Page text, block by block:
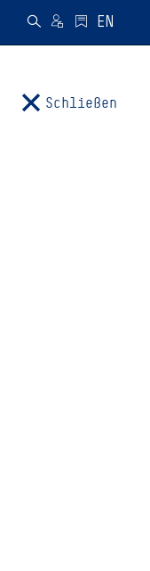
Schließen